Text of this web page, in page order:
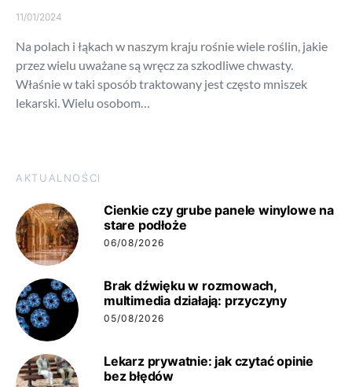
11/01/2024
Na polach i łąkach w naszym kraju rośnie wiele roślin, jakie
przez wielu uważane są wręcz za szkodliwe chwasty.
Właśnie w taki sposób traktowany jest często mniszek
lekarski. Wielu osobom…
AKTUALNOŚCI
Cienkie czy grube panele winylowe na
stare podłoże
06/08/2026
Brak dźwięku w rozmowach,
multimedia działają: przyczyny
05/08/2026
Lekarz prywatnie: jak czytać opinie
bez błędów